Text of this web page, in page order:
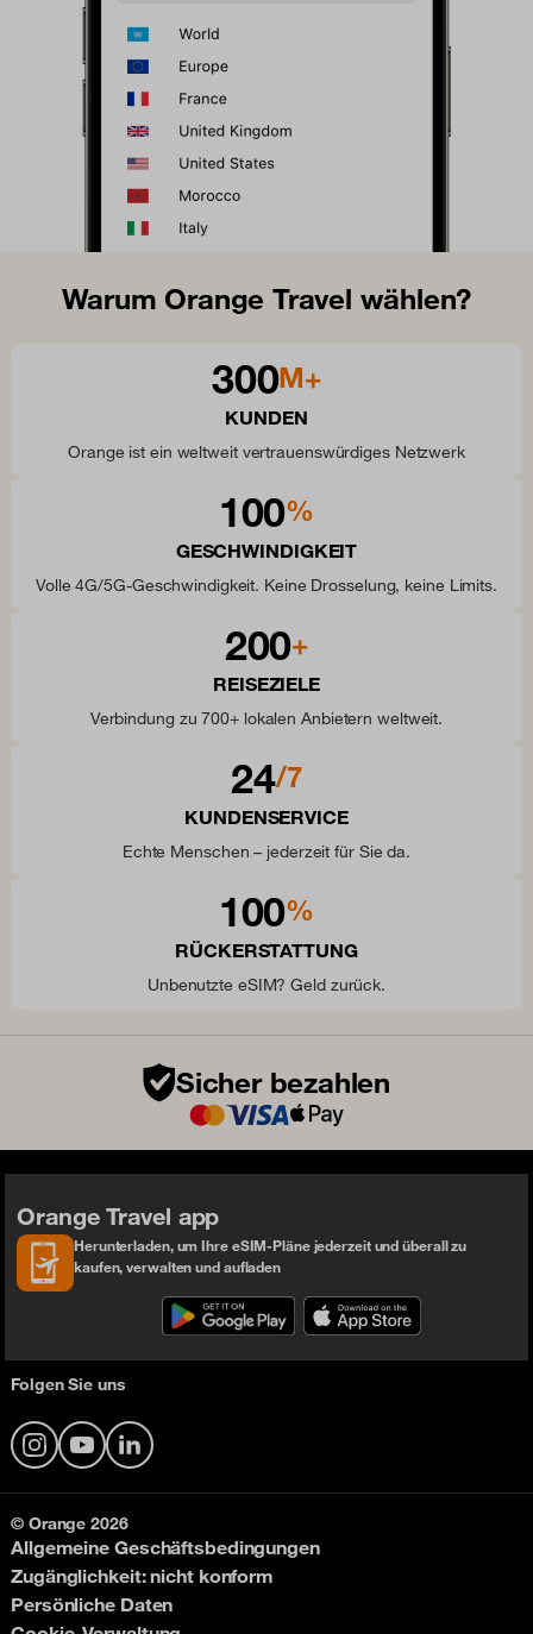
Warum Orange Travel wählen?
300M+
KUNDEN
Orange ist ein weltweit vertrauenswürdiges Netzwerk
100%
GESCHWINDIGKEIT
Volle 4G/5G-Geschwindigkeit. Keine Drosselung, keine Limits.
200+
REISEZIELE
Verbindung zu 700+ lokalen Anbietern weltweit.
24/7
KUNDENSERVICE
Echte Menschen – jederzeit für Sie da.
100%
RÜCKERSTATTUNG
Unbenutzte eSIM? Geld zurück.
Sicher bezahlen
Orange Travel app
Herunterladen, um Ihre eSIM-Pläne jederzeit und überall zu
kaufen, verwalten und aufladen
Folgen Sie uns
InstagramYouTubeLinkedIn
© Orange 2026
Allgemeine Geschäftsbedingungen
Zugänglichkeit: nicht konform
Persönliche Daten